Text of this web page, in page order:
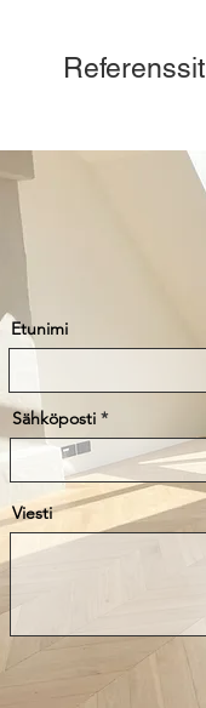
Referenssit
Etunimi
Sähköposti
Viesti